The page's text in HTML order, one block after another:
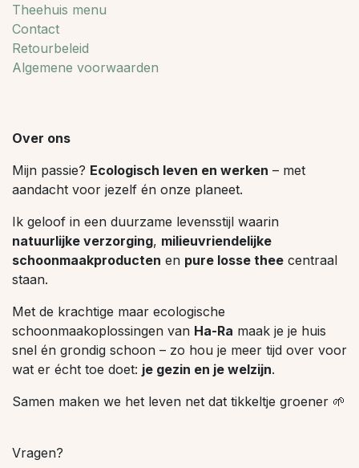
Theehuis menu
Contact
Retourbeleid
Algemene voorwaarden
Over ons
Mijn passie? Ecologisch leven en werken – met
aandacht voor jezelf én onze planeet.
Ik geloof in een duurzame levensstijl waarin
natuurlijke verzorging, milieuvriendelijke
schoonmaakproducten en pure losse thee centraal
staan.
Met de krachtige maar ecologische
schoonmaakoplossingen van Ha-Ra maak je je huis
snel én grondig schoon – zo hou je meer tijd over voor
wat er écht toe doet: je gezin en je welzijn.
Samen maken we het leven net dat tikkeltje groener 🌱
Vragen?